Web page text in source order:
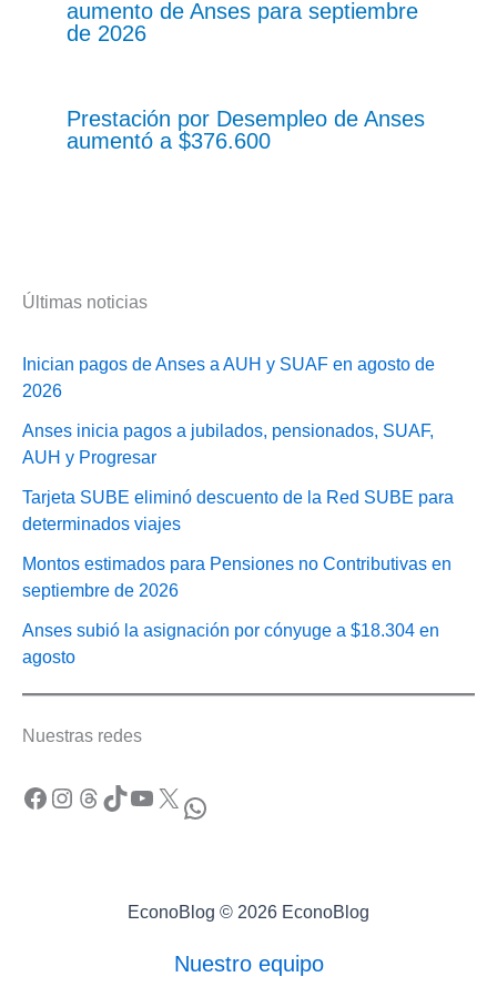
aumento de Anses para septiembre
de 2026
Prestación por Desempleo de Anses
aumentó a $376.600
Últimas noticias
Inician pagos de Anses a AUH y SUAF en agosto de
2026
Anses inicia pagos a jubilados, pensionados, SUAF,
AUH y Progresar
Tarjeta SUBE eliminó descuento de la Red SUBE para
determinados viajes
Montos estimados para Pensiones no Contributivas en
septiembre de 2026
Anses subió la asignación por cónyuge a $18.304 en
agosto
Nuestras redes
Facebook Instagram Threads TikTok YouTube X WhatsApp
EconoBlog © 2026 EconoBlog
Nuestro equipo